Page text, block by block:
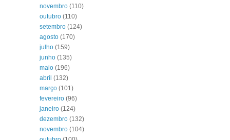
novembro (110)
outubro (110)
setembro (124)
agosto (170)
julho (159)
junho (135)
maio (196)
abril (132)
março (101)
fevereiro (96)
janeiro (124)
dezembro (132)
novembro (104)